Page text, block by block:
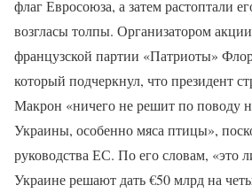
флаг Евросоюза, а затем растоптали
возгласы толпы. Организатором
французской партии «Патриоты»
который подчеркнул, что президент
Макрон «ничего не решит по поводу
Украины, особенно мяса птицы»,
руководства ЕС. По его словам, «это
Украине решают дать €50 млрд на